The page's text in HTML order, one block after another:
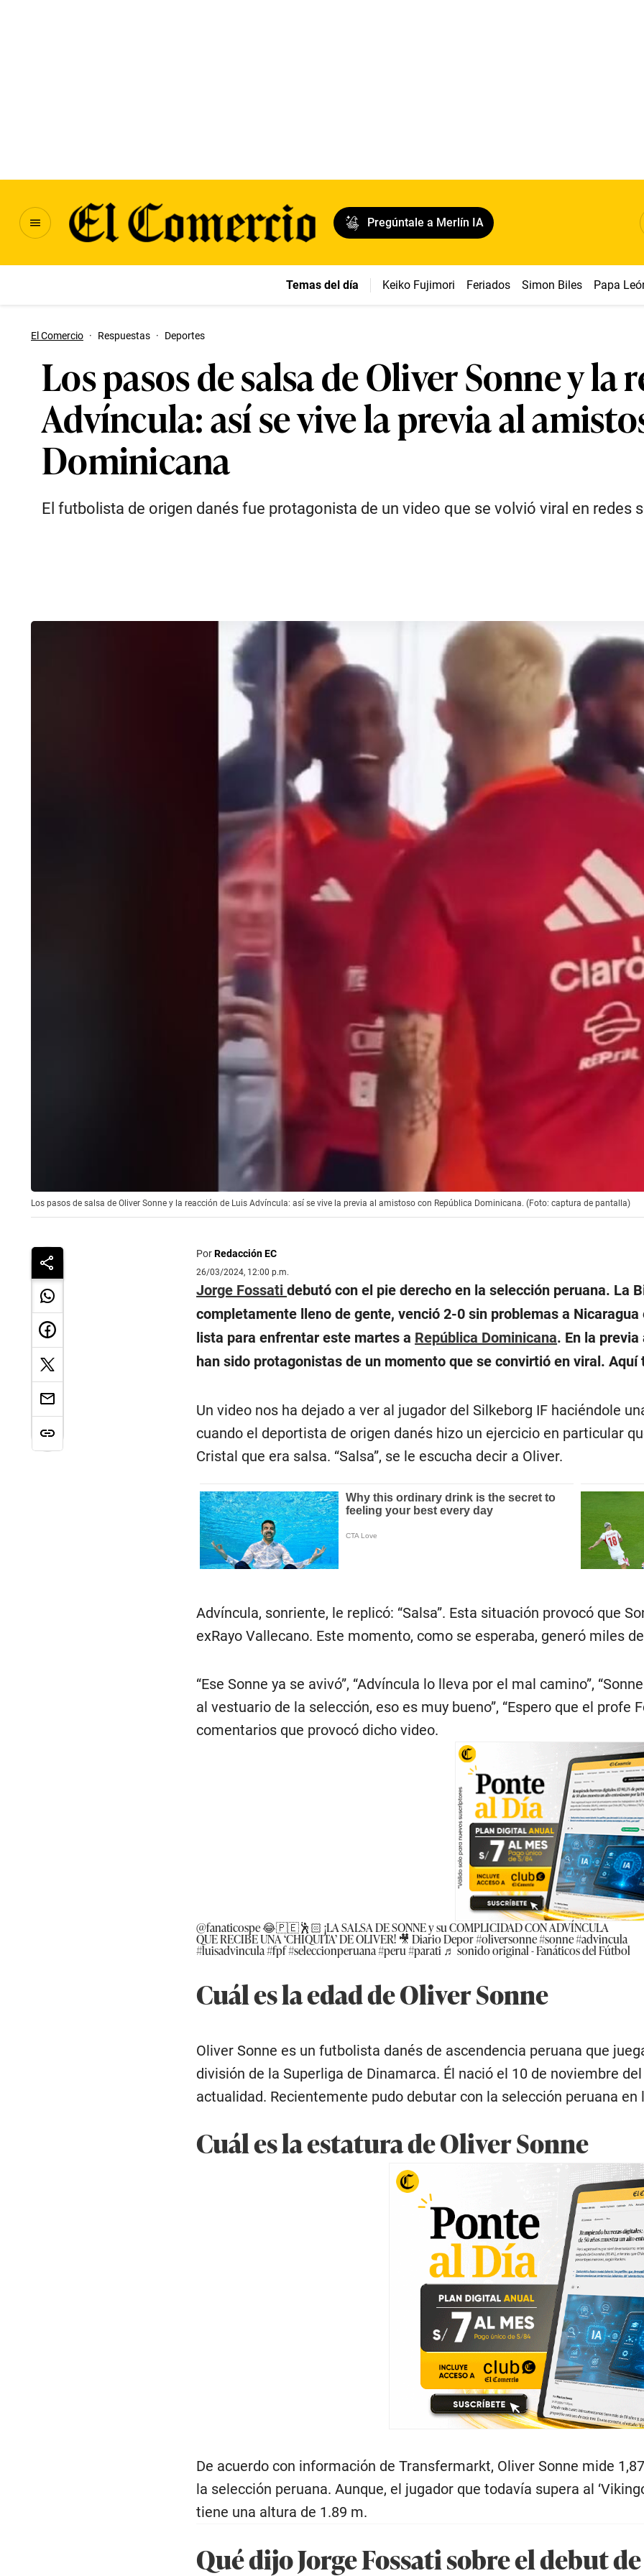
Pregúntale a Merlín IA
Temas del día Keiko Fujimori Feriados Simon Biles Papa
El Comercio · Respuestas · Deportes
Los pasos de salsa de Oliver Sonne y la
Advíncula: así se vive la previa al
Dominicana
El futbolista de origen danés fue protagonista de un video que se volvió viral en redes
Los pasos de salsa de Oliver Sonne y la reacción de Luis Advíncula: así se vive la previa al amistoso con República Dominicana. (Foto: captura de pantalla)
PorRedacción EC
26/03/2024, 12:00 p.m.
Jorge Fossatidebutó con el pie derecho en la selección peruana. La
completamente lleno de gente, venció 2-0 sin problemas a
lista para enfrentar este martes a República Dominicana. En la
han sido protagonistas de un momento que se convirtió en viral.
Un video nos ha dejado a ver al jugador del Silkeborg IF haciéndole
cuando el deportista de origen danés hizo un ejercicio en particular
Cristal que era salsa. “Salsa”, se le escucha decir a Oliver.
Advíncula, sonriente, le replicó: “Salsa”. Esta situación provocó que
exRayo Vallecano. Este momento, como se esperaba, generó miles
“Ese Sonne ya se avivó”, “Advíncula lo lleva por el mal camino”,
al vestuario de la selección, eso es muy bueno”, “Espero que el
comentarios que provocó dicho video.
@fanaticospe😂🇵🇪🕺🏻 ¡LA SALSA DE SONNE y su COMPLICIDAD CON ADVÍNCULA
QUE RECIBE UNA ‘CHIQUITA’ DE OLIVER! 🎥 Diario Depor#oliversonne#sonne#advincula
#luisadvincula#fpf#seleccionperuana#peru#parati ♬ sonido original - Fanáticos del Fútbol
Cuál es la edad de Oliver Sonne
Oliver Sonne es un futbolista danés de ascendencia peruana que
división de la Superliga de Dinamarca. Él nació el 10 de noviembre
actualidad. Recientemente pudo debutar con la selección peruana
Cuál es la estatura de Oliver Sonne
De acuerdo con información de Transfermarkt, Oliver Sonne mide
la selección peruana. Aunque, el jugador que todavía supera al
tiene una altura de 1.89 m.
Qué dijo Jorge Fossati sobre el debut